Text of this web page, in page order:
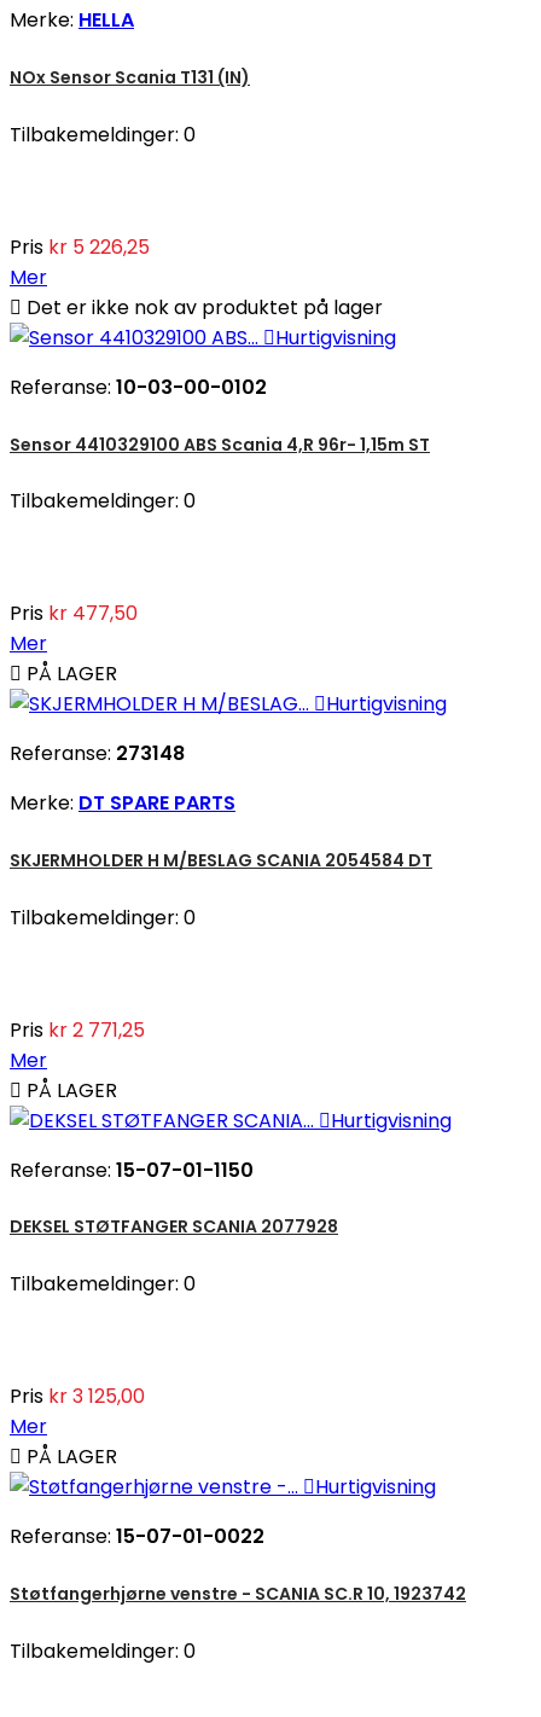
Merke: HELLA
NOx Sensor Scania T131 (IN)
Tilbakemeldinger: 0
Pris kr 5 226,25
Mer
 Det er ikke nok av produktet på lager
Hurtigvisning
Referanse: 10-03-00-0102
Sensor 4410329100 ABS Scania 4,R 96r- 1,15m ST
Tilbakemeldinger: 0
Pris kr 477,50
Mer
 PÅ LAGER
Hurtigvisning
Referanse: 273148
Merke: DT SPARE PARTS
SKJERMHOLDER H M/BESLAG SCANIA 2054584 DT
Tilbakemeldinger: 0
Pris kr 2 771,25
Mer
 PÅ LAGER
Hurtigvisning
Referanse: 15-07-01-1150
DEKSEL STØTFANGER SCANIA 2077928
Tilbakemeldinger: 0
Pris kr 3 125,00
Mer
 PÅ LAGER
Hurtigvisning
Referanse: 15-07-01-0022
Støtfangerhjørne venstre - SCANIA SC.R 10, 1923742
Tilbakemeldinger: 0